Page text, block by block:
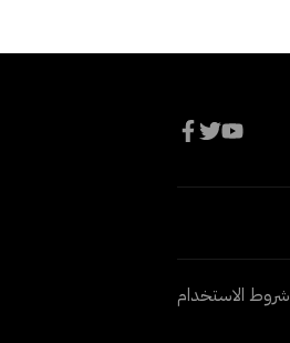
شروط الاستخدام